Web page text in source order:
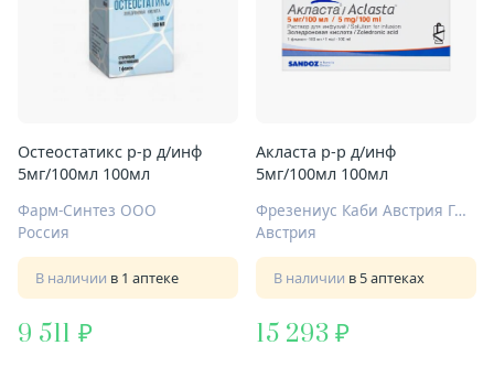
Остеостатикс р-р д/инф
5мг/100мл 100мл
Фарм-Синтез ООО
Россия
В наличии в 1 аптеке
9 511
Акласта р-р д/инф
5мг/100мл 100мл
Фрезениус Каби Австрия ГмбХ
Австрия
В наличии в 5 аптеках
15 293